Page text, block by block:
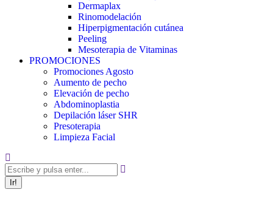
Dermaplax
Rinomodelación
Hiperpigmentación cutánea
Peeling
Mesoterapia de Vitaminas
PROMOCIONES
Promociones Agosto
Aumento de pecho
Elevación de pecho
Abdominoplastia
Depilación láser SHR
Presoterapia
Limpieza Facial
Buscar: